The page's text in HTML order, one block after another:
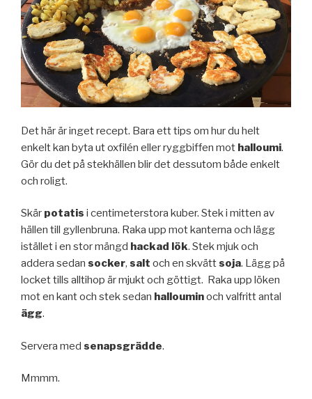
Det här är inget recept. Bara ett tips om hur du helt
enkelt kan byta ut oxfilén eller ryggbiffen mot halloumi.
Gör du det på stekhällen blir det dessutom både enkelt
och roligt.
Skär potatis i centimeterstora kuber. Stek i mitten av
hällen till gyllenbruna. Raka upp mot kanterna och lägg
istället i en stor mängd hackad lök. Stek mjuk och
addera sedan socker, salt och en skvättsoja. Lägg på
locket tills alltihop är mjukt och göttigt. Raka upp löken
mot en kant och stek sedan hallouminoch valfritt antal
ägg.
Servera med senapsgrädde.
Mmmm.